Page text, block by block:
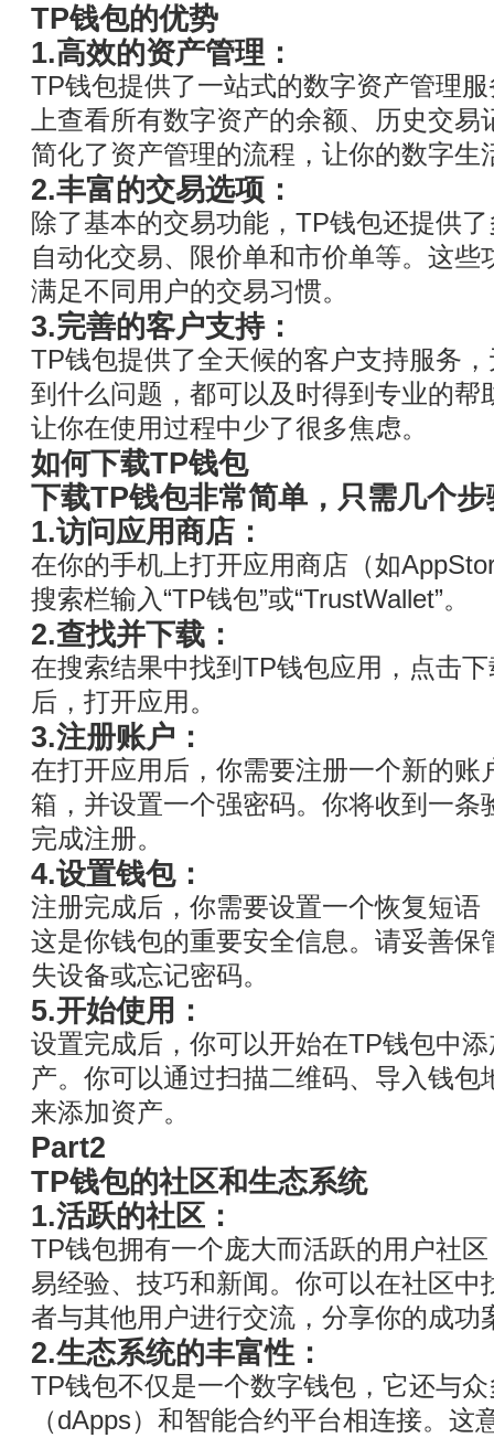
TP钱包的优势
1.高效的资产管理：
TP钱包提供了一站式的数字资产管理
上查看所有数字资产的余额、历史交
简化了资产管理的流程，让你的数字生
2.丰富的交易选项：
除了基本的交易功能，TP钱包还提供
自动化交易、限价单和市价单等。这些
满足不同用户的交易习惯。
3.完善的客户支持：
TP钱包提供了全天候的客户支持服务
到什么问题，都可以及时得到专业的帮
让你在使用过程中少了很多焦虑。
如何下载TP钱包
下载TP钱包非常简单，只需几个
1.访问应用商店：
在你的手机上打开应用商店（如
搜索栏输入“TP钱包”或“TrustWallet”。
2.查找并下载：
在搜索结果中找到TP钱包应用，点击
后，打开应用。
3.注册账户：
在打开应用后，你需要注册一个新的账
箱，并设置一个强密码。你将收到一条
完成注册。
4.设置钱包：
注册完成后，你需要设置一个恢复短语
这是你钱包的重要安全信息。请妥善保
失设备或忘记密码。
5.开始使用：
设置完成后，你可以开始在TP钱包中
产。你可以通过扫描二维码、导入钱包
来添加资产。
Part2
TP钱包的社区和生态系统
1.活跃的社区：
TP钱包拥有一个庞大而活跃的用户社
易经验、技巧和新闻。你可以在社区中
者与其他用户进行交流，分享你的成功
2.生态系统的丰富性：
TP钱包不仅是一个数字钱包，它还与
（dApps）和智能合约平台相连接。这